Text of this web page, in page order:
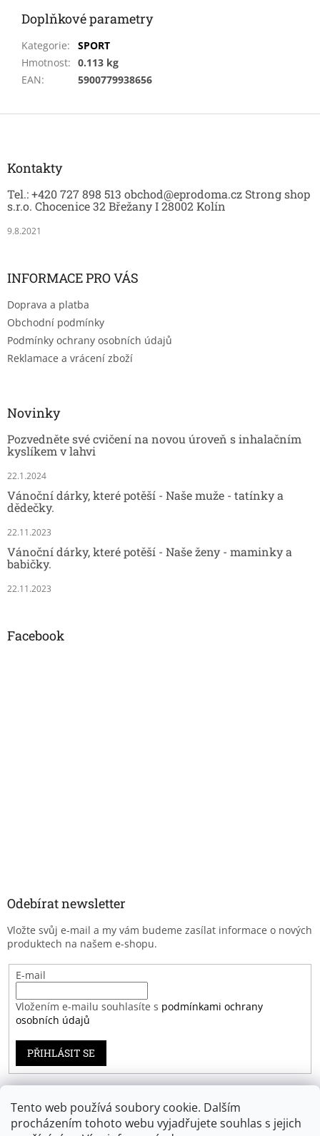
Tento web používá soubory cookie. Dalším
procházením tohoto webu vyjadřujete souhlas s jejich
Doplňkové parametry
Kategorie:
SPORT
Hmotnost: 0.113 kg
EAN: 5900779938656
Z
Kontakty
Tel.: +420 727 898 513 obchod@eprodoma.cz Strong shop
s.r.o. Chocenice 32 Břežany I 28002 Kolín
9.8.2021
INFORMACE PRO VÁS
Doprava a platba
Obchodní podmínky
Podmínky ochrany osobních údajů
Reklamace a vrácení zboží
Novinky
Pozvedněte své cvičení na novou úroveň s inhalačním
kyslíkem v lahvi
22.1.2024
Vánoční dárky, které potěší - Naše muže - tatínky a
dědečky.
22.11.2023
Vánoční dárky, které potěší - Naše ženy - maminky a
babičky.
22.11.2023
Facebook
Odebírat newsletter
Vložte svůj e-mail a my vám budeme zasílat informace o nových
produktech na našem e-shopu.
E-mail
Vložením e-mailu souhlasíte s podmínkami ochrany
osobních údajů
PŘIHLÁSIT SE
Záruka spokojenosti